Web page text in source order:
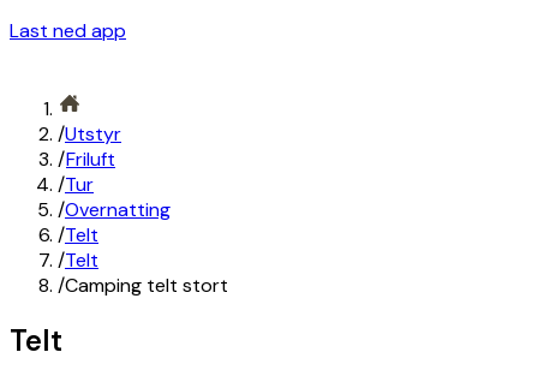
Last ned app
/Utstyr
/Friluft
/Tur
/Overnatting
/Telt
/Telt
/Camping telt stort
Telt